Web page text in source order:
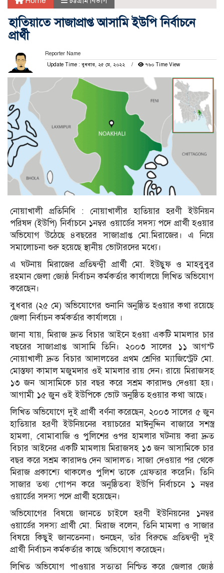
হাতিয়াতে সাজাপ্রাপ্ত আসামি ইউপি নির্বাচনে
প্রার্থী
Reporter Name
Update Time : বুধবার, ২৫ মে, ২০২২
৭৬০ Time View
নোয়াখালী প্রতিনিধি : নোয়াখালীর হাতিয়ার হরণী ইউনিয়ন
পরিষদ (ইউপি) নির্বাচনে ১নম্বর ওয়ার্ডের সদস্য পদে প্রার্থী হওয়ার
অভিযোগ উঠেছে ৪বছরের সাজাপ্রাপ্ত মো.মিরাজের। এ নিয়ে
সমালোচনা শুরু হয়েছে স্থানীয় ভোটারদের মধ্যে।
এ ঘটনায় মিরাজের প্রতিদ্বন্দ্বী প্রার্থী মো. ইউছুফ ও মাহবুবুর
রহমান জেলা জ্যেষ্ঠ নির্বাচন কর্মকর্তার কার্যালয়ে লিখিত অভিযোগ
করেছেন।
বুধবার (২৫ মে) অভিযোগের শুনানি অনুষ্ঠিত হওয়ার কথা রয়েছে
জেলা নির্বাচন কর্মকর্তার কার্যালয়ে ।
জানা যায়, মিরাজ দ্রুত বিচার আইনে হওয়া একটি মামলার চার
বছরের সাজাপ্রাপ্ত আসামি তিনি। ২০০৩ সালের ১১ আগস্ট
নোয়াখালী দ্রুত বিচার আদালতের প্রথম শ্রেণির ম্যাজিস্ট্রেট মো.
মোস্তফা কামাল মজুমদার ওই মামলার রায় দেন। রায়ে মিরাজসহ
১৩ জন আসামিকে চার বছর করে সশ্রম কারাদণ্ড দেওয়া হয়।
আগামী ১৫ জুন ওই ইউপিকে ভোট অনুষ্ঠিত হওয়ার কথা আছে।
লিখিত অভিযোগে দুই প্রার্থী বর্ণনা করেছেন, ২০০৩ সালের ৫ জুন
হাতিয়ার হরণী ইউনিয়নের বয়াচরের মাঈনুদ্দিন বাজারে সশস্ত্র
হামলা, বোমাবাজি ও পুলিশের ওপর হামলার ঘটনায় করা দ্রুত
বিচার আইনের একটি মামলায় মিরাজসহ ১৩ জন আসামিকে চার
বছর করে সশ্রম কারাদণ্ড দেন আদালত। সাজা দেওয়ার পর থেকে
মিরাজ প্রকাশ্যে থাকলেও পুলিশ তাকে গ্রেফতার করেনি। তিনি
সাজার তথ্য গোপন করে অনুষ্ঠিতব্য ইউপি নির্বাচনে ১ নম্বর
ওয়ার্ডের সদস্য পদে প্রার্থী হয়েছেন।
অভিযোগের বিষয়ে জানতে চাইলে হরণী ইউনিয়নের ১নম্বর
ওয়ার্ডের সদস্য প্রার্থী মো. মিরাজ বলেন, তিনি মামলা ও সাজার
বিষয়ে কিছুই জানতেননা। শুনছেন, তাঁর বিরুদ্ধে প্রতিদ্বন্দ্বী দুই
প্রার্থী নির্বাচন কর্মকর্তার কাছে অভিযোগ করেছেন।
লিখিত অভিযোগ পাওয়ার সত্যতা নিশ্চিত করে জেলার জ্যেষ্ঠ